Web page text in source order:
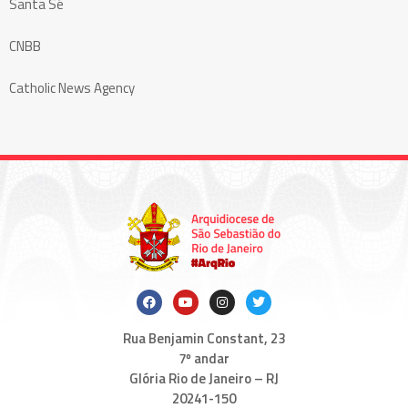
CNBB
Catholic News Agency
Rua Benjamin Constant, 23
7º andar
Glória Rio de Janeiro – RJ
20241-150